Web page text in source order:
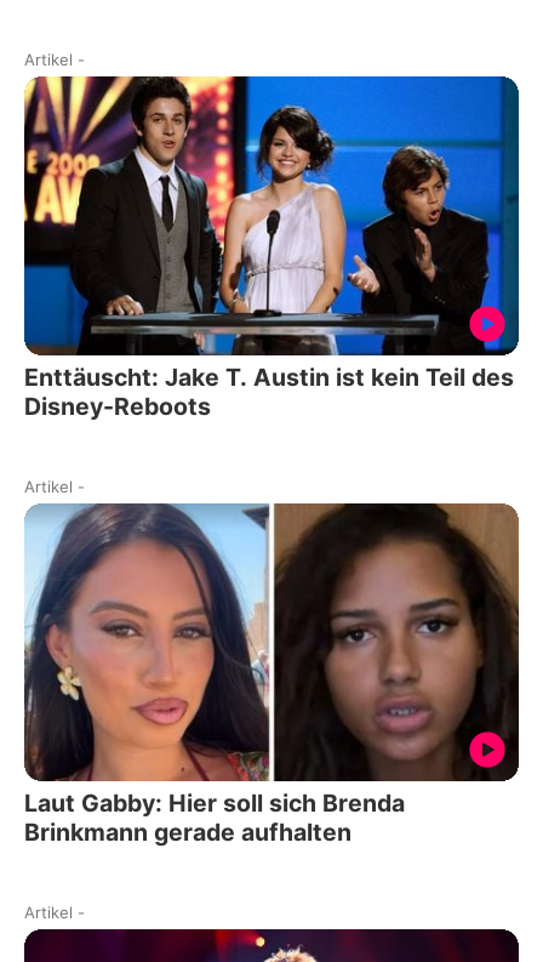
Artikel -
Enttäuscht: Jake T. Austin ist kein Teil des
Disney-Reboots
Artikel -
Laut Gabby: Hier soll sich Brenda
Brinkmann gerade aufhalten
Artikel -